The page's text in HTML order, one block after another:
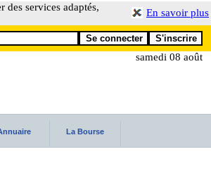
services adaptés, En savoir plus
samedi 08 août
La Bourse